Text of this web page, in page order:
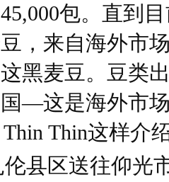
包。直到
，来自海外市
黑麦豆。豆类
—这是海外市
Thin这样介
县区送往仰光